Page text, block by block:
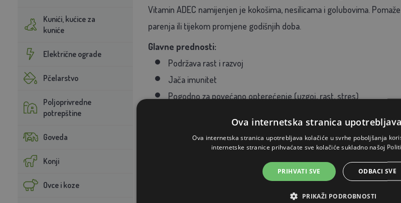
Kunići, kućice za
kuniće
Električne ograde
Pčelarstvo
Poljoprivredne
potrepštine
Goveda
Konji
Ovce i koze
Vitamin ADEC namijenjen je kokošima, nesilicama i golubovima.
parenja ili tijekom promjene godišnjih doba.
Glavne prednosti:
Podržava rast i razvoj
Jača imunitet
Pogodno za povećano opterećenje (uzgoj, rast, stres)
2 ml / 1 l vode
Pilići, kokoši nesilice: 1 ml / 1 l vode
5–10 ml / 1 l vode
Prosječna dnevna potrošnja vode:
Ova internetska stranica
Ova internetska stranica upotrebljava kolačiće u svrhe poboljšanja
internetske stranice prihvaćate sve kolačiće sukladno našoj
PRIHVATI SVE ODBACI SVE
PRIKAŽI PODROBNOSTI